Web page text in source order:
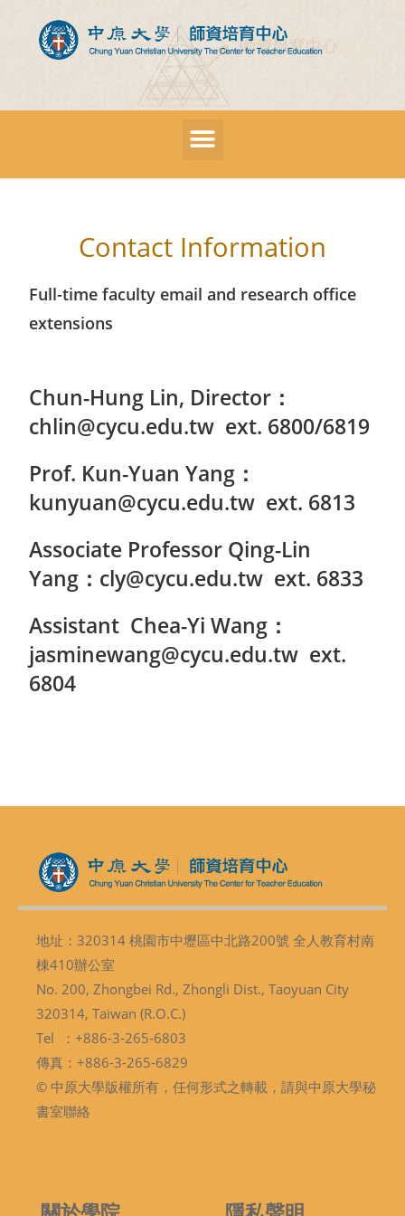
Contact Information
Full-time faculty email and research office
extensions
Chun-Hung Lin, Director：
chlin@cycu.edu.tw ext. 6800/6819
Prof. Kun-Yuan Yang：
kunyuan@cycu.edu.tw ext. 6813
Associate Professor Qing-Lin
Yang：cly@cycu.edu.tw ext. 6833
Assistant Chea-Yi Wang：
jasminewang@cycu.edu.tw ext.
6804
地址：320314 桃園市中壢區中北路200號 全人教育村南
棟410辦公室
No. 200, Zhongbei Rd., Zhongli Dist., Taoyuan City
320314, Taiwan (R.O.C.)
Tel ：+886-3-265-6803
傳真：+886-3-265-6829
© 中原大學版權所有，任何形式之轉載，請與中原大學秘
書室聯絡